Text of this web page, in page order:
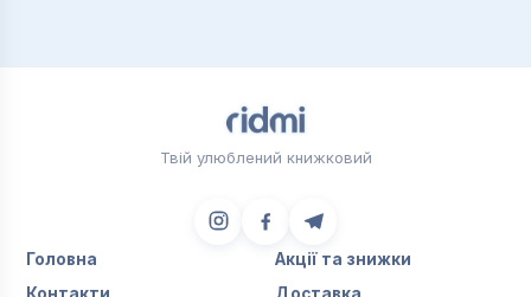
Твій улюблений книжковий
Головна
Акції та знижки
Контакти
Доставка